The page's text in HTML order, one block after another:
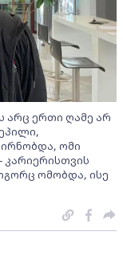
არც ერთი ღამე არ
ომი
კარიერისთვის
ომობდა, ისე